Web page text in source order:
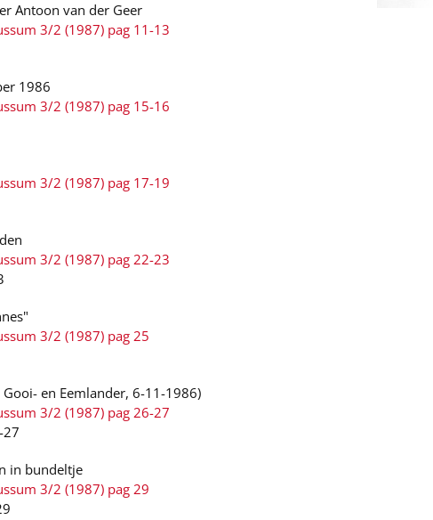
Antoon van der Geer
3/2 (1987) pag 11-13
1986
3/2 (1987) pag 15-16
3/2 (1987) pag 17-19
3/2 (1987) pag 22-23
3/2 (1987) pag 25
en Eemlander, 6-11-1986)
3/2 (1987) pag 26-27
27
in bundeltje
3/2 (1987) pag 29